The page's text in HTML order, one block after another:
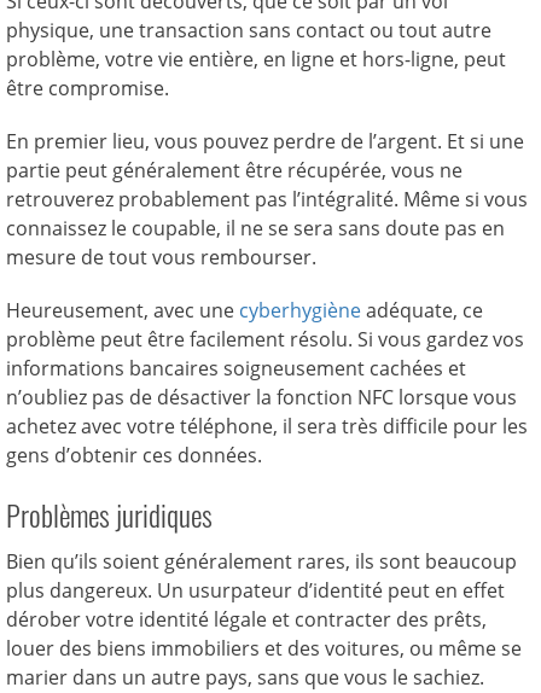
physique, une transaction sans contact ou tout autre
problème, votre vie entière, en ligne et hors-ligne, peut
être compromise.
En premier lieu, vous pouvez perdre de l’argent. Et si une
partie peut généralement être récupérée, vous ne
retrouverez probablement pas l’intégralité. Même si vous
connaissez le coupable, il ne se sera sans doute pas en
mesure de tout vous rembourser.
Heureusement, avec une cyberhygièneadéquate, ce
problème peut être facilement résolu. Si vous gardez vos
informations bancaires soigneusement cachées et
n’oubliez pas de désactiver la fonction NFC lorsque vous
achetez avec votre téléphone, il sera très difficile pour les
gens d’obtenir ces données.
Problèmes juridiques
Bien qu’ils soient généralement rares, ils sont beaucoup
plus dangereux. Un usurpateur d’identité peut en effet
dérober votre identité légale et contracter des prêts,
louer des biens immobiliers et des voitures, ou même se
marier dans un autre pays, sans que vous le sachiez.